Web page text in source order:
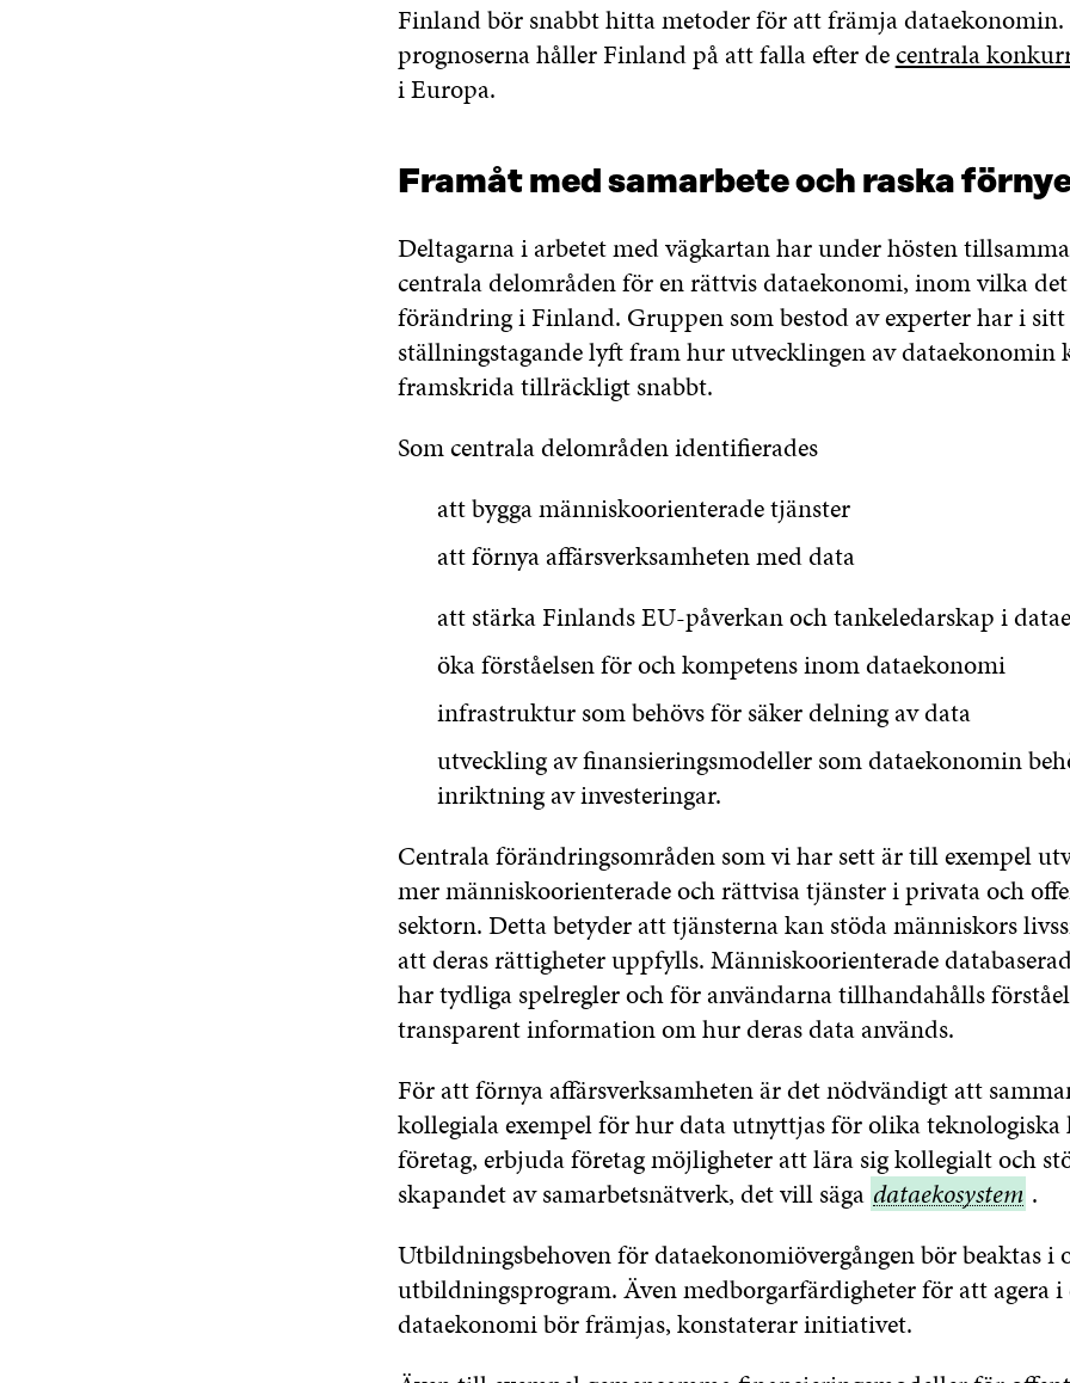
Finland bör snabbt hitta metoder för att främja
prognoserna håller Finland på att falla efter decentrala
i Europa.
Framåt med samarbete och raska
Deltagarna i arbetet med vägkartan har under hösten
centrala delområden för en rättvis dataekonomi, inom vilka det
förändring i Finland. Gruppen som bestod av experter har i sitt
ställningstagande lyft fram hur utvecklingen av dataekonomin
framskrida tillräckligt snabbt.
Som centrala delområden identifierades
att bygga människoorienterade tjänster
att förnya affärsverksamheten med data
att stärka Finlands EU-påverkan och tankeledarskap i
öka förståelsen för och kompetens inom dataekonomi
infrastruktur som behövs för säker delning av data
utveckling av finansieringsmodeller som dataekonomin
inriktning av investeringar.
Centrala förändringsområden som vi har sett är till exempel
mer människoorienterade och rättvisa tjänster i privata och
sektorn. Detta betyder att tjänsterna kan stöda människors
att deras rättigheter uppfylls. Människoorienterade
har tydliga spelregler och för användarna tillhandahålls
transparent information om hur deras data används.
För att förnya affärsverksamheten är det nödvändigt att
kollegiala exempel för hur data utnyttjas för olika teknologiska
företag, erbjuda företag möjligheter att lära sig kollegialt och
skapandet av samarbetsnätverk, det vill säga dataekosystem
dataekosystem .
Utbildningsbehoven för dataekonomiövergången bör beaktas i
utbildningsprogram. Även medborgarfärdigheter för att agera i
dataekonomi bör främjas, konstaterar initiativet.